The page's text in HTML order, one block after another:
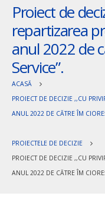
Proiect de
repartizarea
anul 2022 de
Service”.
ACASĂ
PROIECT DE DECIZIE ,,CU
ANUL 2022 DE CĂTRE ÎM
PROIECTELE DE DECIZIE
PROIECT DE DECIZIE ,,CU
ANUL 2022 DE CĂTRE ÎM